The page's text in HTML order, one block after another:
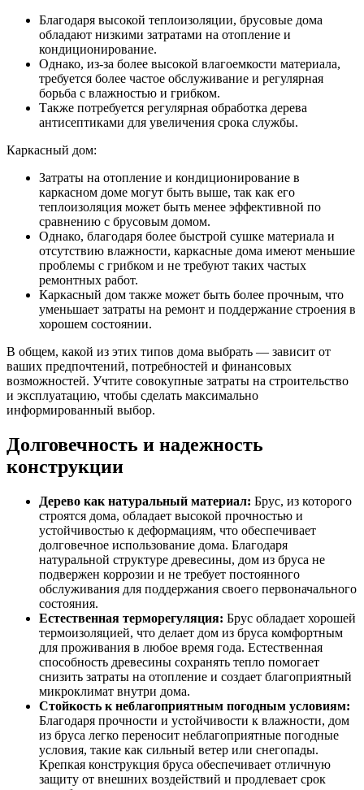
Благодаря высокой теплоизоляции, брусовые дома
обладают низкими затратами на отопление и
кондиционирование.
Однако, из-за более высокой влагоемкости материала,
требуется более частое обслуживание и регулярная
борьба с влажностью и грибком.
Также потребуется регулярная обработка дерева
антисептиками для увеличения срока службы.
Каркасный дом:
Затраты на отопление и кондиционирование в
каркасном доме могут быть выше, так как его
теплоизоляция может быть менее эффективной по
сравнению с брусовым домом.
Однако, благодаря более быстрой сушке материала и
отсутствию влажности, каркасные дома имеют меньшие
проблемы с грибком и не требуют таких частых
ремонтных работ.
Каркасный дом также может быть более прочным, что
уменьшает затраты на ремонт и поддержание строения в
хорошем состоянии.
В общем, какой из этих типов дома выбрать — зависит от
ваших предпочтений, потребностей и финансовых
возможностей. Учтите совокупные затраты на строительство
и эксплуатацию, чтобы сделать максимально
информированный выбор.
Долговечность и надежность
конструкции
Дерево как натуральный материал: Брус, из которого
строятся дома, обладает высокой прочностью и
устойчивостью к деформациям, что обеспечивает
долговечное использование дома. Благодаря
натуральной структуре древесины, дом из бруса не
подвержен коррозии и не требует постоянного
обслуживания для поддержания своего первоначального
состояния.
Естественная терморегуляция: Брус обладает хорошей
термоизоляцией, что делает дом из бруса комфортным
для проживания в любое время года. Естественная
способность древесины сохранять тепло помогает
снизить затраты на отопление и создает благоприятный
микроклимат внутри дома.
Стойкость к неблагоприятным погодным условиям:
Благодаря прочности и устойчивости к влажности, дом
из бруса легко переносит неблагоприятные погодные
условия, такие как сильный ветер или снегопады.
Крепкая конструкция бруса обеспечивает отличную
защиту от внешних воздействий и продлевает срок